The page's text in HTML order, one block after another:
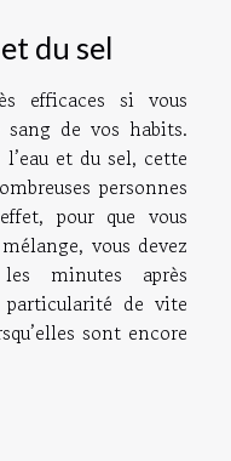
du sel
efficaces si vous
de vos habits.
et du sel, cette
personnes
pour que vous
vous devez
minutes après
de vite
sont encore